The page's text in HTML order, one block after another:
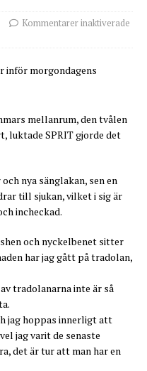
Kommentarer inaktiverade
inför morgondagens
mellanrum, den tvålen
luktade SPRIT gjorde det
nya sänglakan, sen en
till sjukan, vilket i sig är
incheckad.
och nyckelbenet sitter
har jag gått på tradolan,
tradolanarna inte är så
jag hoppas innerligt att
jag varit de senaste
det är tur att man har en